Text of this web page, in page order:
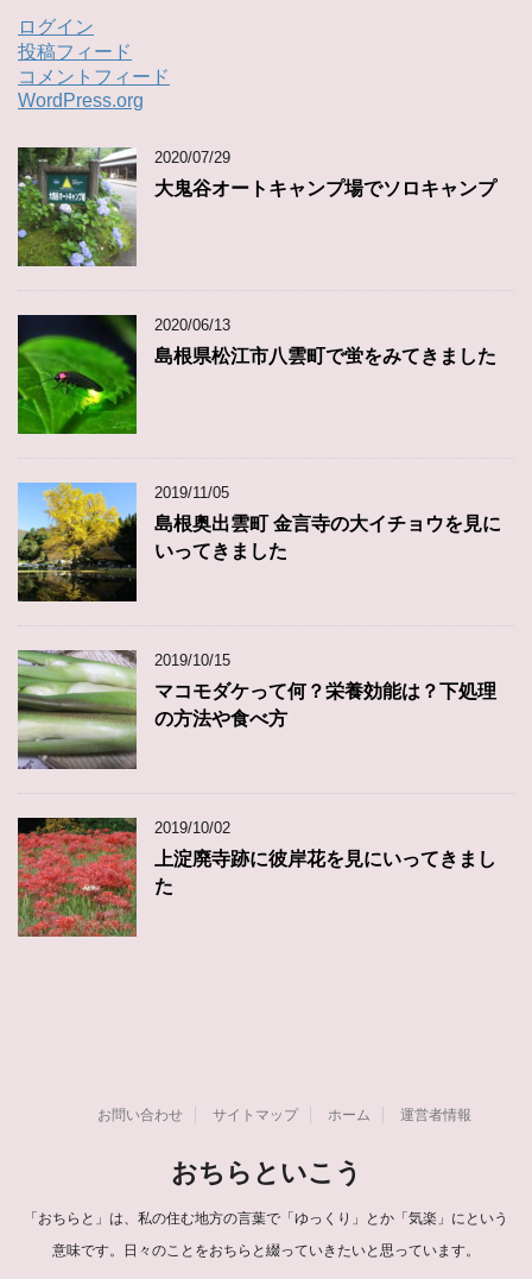
ログイン
投稿フィード
コメントフィード
WordPress.org
2020/07/29
大鬼谷オートキャンプ場でソロキャンプ
2020/06/13
島根県松江市八雲町で蛍をみてきました
2019/11/05
島根奥出雲町 金言寺の大イチョウを見に
いってきました
2019/10/15
マコモダケって何？栄養効能は？下処理
の方法や食べ方
2019/10/02
上淀廃寺跡に彼岸花を見にいってきまし
た
お問い合わせ サイトマップ ホーム 運営者情報
おちらといこう
「おちらと」は、私の住む地方の言葉で「ゆっくり」とか「気楽」にという
意味です。日々のことをおちらと綴っていきたいと思っています。